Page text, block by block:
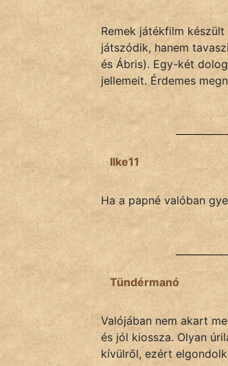
Remek játékfilm
játszódik, hanem
és Ábris). Egy-két
jellemeit. Érdemes
Ilke11
Ha a papné valóban
Tündérmanó
Valójában nem akart
és jól kiossza. Olyan
kívülről, ezért